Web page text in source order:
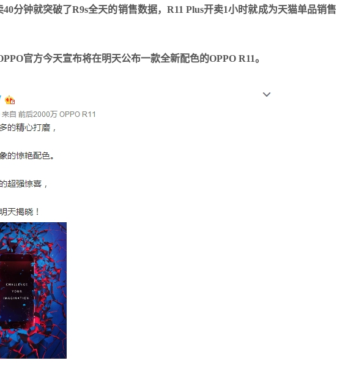
40分钟就突破了R9s全天的销售数据，R11 Plus开卖1小时就成为天猫单品销售
官方今天宣布将在明天公布一款全新配色的OPPO R11。